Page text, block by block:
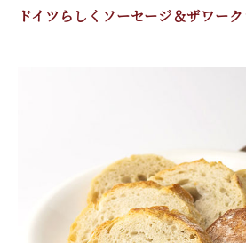
ドイツらしくソーセージ＆ザワー